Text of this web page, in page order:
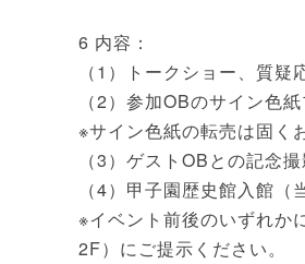
6 内容：
（1）トークショー、質疑
（2）参加OBのサイン色
※サイン色紙の転売は固く
（3）ゲストOBとの記念
（4）甲子園歴史館入館（
※イベント前後のいずれか
2F）にご提示ください。